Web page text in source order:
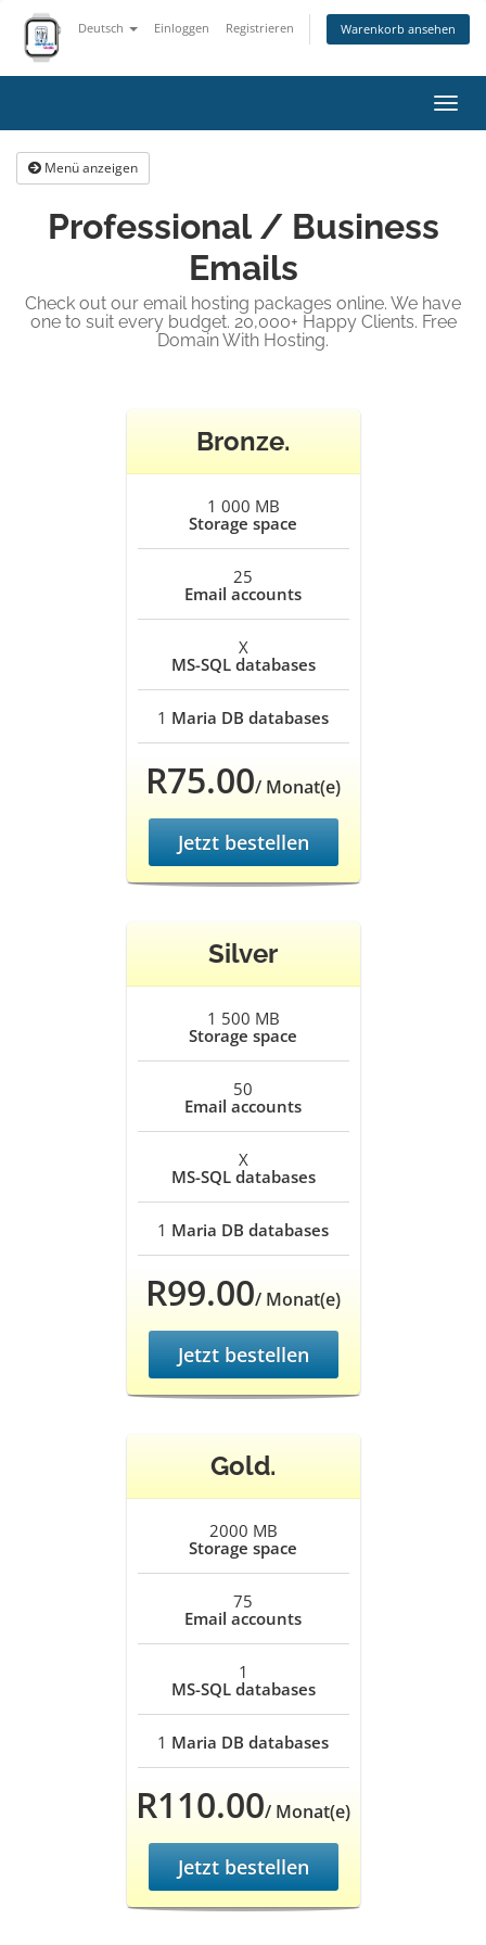
Deutsch Einloggen Registrieren Warenkorb ansehen
ein-/
Menü anzeigen
Professional / Business
Emails
Check out our email hosting packages online. We have
one to suit every budget. 20,000+ Happy Clients. Free
Domain With Hosting.
Bronze.
1 000 MB
Storage space
25
Email accounts
X
MS-SQL databases
1 Maria DB databases
R75.00/ Monat(e)
Jetzt bestellen
Silver
1 500 MB
Storage space
50
Email accounts
X
MS-SQL databases
1 Maria DB databases
R99.00/ Monat(e)
Jetzt bestellen
Gold.
2000 MB
Storage space
75
Email accounts
1
MS-SQL databases
1 Maria DB databases
R110.00/ Monat(e)
Jetzt bestellen